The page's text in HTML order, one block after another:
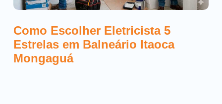
Como Escolher Eletricista 5
Estrelas em Balneário Itaoca
Mongaguá